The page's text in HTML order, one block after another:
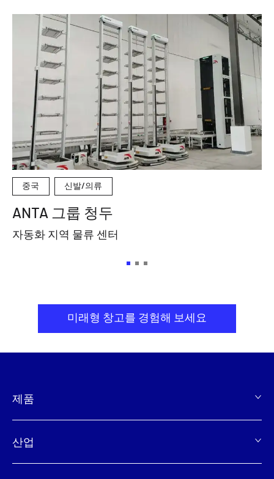
중국 신발/의류
ANTA 그룹 청두
자동화 지역 물류 센터
미래형 창고를 경험해 보세요
제품
산업